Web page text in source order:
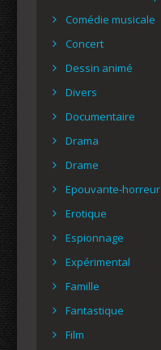
Comédie musicale
Concert
Dessin animé
Divers
Documentaire
Drama
Drame
Epouvante-horreur
Erotique
Espionnage
Expérimental
Famille
Fantastique
Film